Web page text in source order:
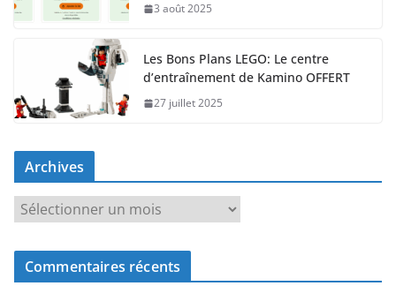
3 août 2025
Les Bons Plans LEGO: Le centre
d’entraînement de Kamino OFFERT
27 juillet 2025
Archives
c
Commentaires récents